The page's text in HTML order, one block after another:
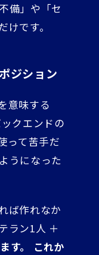
備」や「セ
です。
ジション
意味する
クエンドの
って苦手だ
うになった
ば作れなか
ラン1人 ＋
す。 これか